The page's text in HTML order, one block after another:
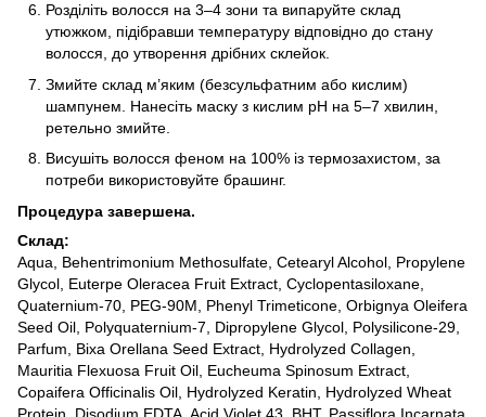
Розділіть волосся на 3–4 зони та випаруйте склад
утюжком, підібравши температуру відповідно до стану
волосся, до утворення дрібних склейок.
Змийте склад м’яким (безсульфатним або кислим)
шампунем. Нанесіть маску з кислим pH на 5–7 хвилин,
ретельно змийте.
Висушіть волосся феном на 100% із термозахистом, за
потреби використовуйте брашинг.
Процедура завершена.
Склад:
Aqua, Behentrimonium Methosulfate, Cetearyl Alcohol, Propylene
Glycol, Euterpe Oleracea Fruit Extract, Cyclopentasiloxane,
Quaternium-70, PEG-90M, Phenyl Trimeticone, Orbignya Oleifera
Seed Oil, Polyquaternium-7, Dipropylene Glycol, Polysilicone-29,
Parfum, Bixa Orellana Seed Extract, Hydrolyzed Collagen,
Mauritia Flexuosa Fruit Oil, Eucheuma Spinosum Extract,
Copaifera Officinalis Oil, Hydrolyzed Keratin, Hydrolyzed Wheat
Protein, Disodium EDTA, Acid Violet 43, BHT, Passiflora Incarnata